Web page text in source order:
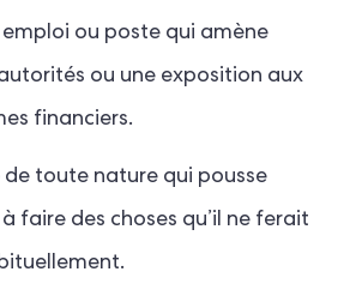
emploi ou poste qui amène
ou une exposition aux
financiers.
toute nature qui pousse
à faire des choses qu’il ne ferait